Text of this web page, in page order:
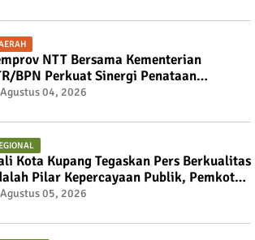
NTT Bersama Kementerian
BPN Perkuat Sinergi Penataan
dan Tata Ruang
Agustus 04, 2026
Kota Kupang Tegaskan Pers Berkualitas
Pilar Kepercayaan Publik, Pemkot
Perkuat Kolaborasi dengan SMSI NTT
Agustus 05, 2026